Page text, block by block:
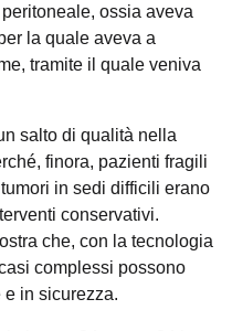
ossia aveva
la quale aveva a
tramite il quale veniva
salto di qualità nella
finora, pazienti fragili
in sedi difficili erano
conservativi.
che, con la tecnologia
complessi possono
e in sicurezza.